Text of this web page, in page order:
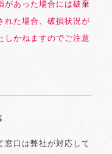
があった場合には破棄
れた場合、破損状況が
しかねますのでご注意
窓口は弊社が対応して